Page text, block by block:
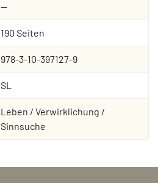
--
190 Seiten
978-3-10-397127-9
SL
Leben / Verwirklichung /
Sinnsuche